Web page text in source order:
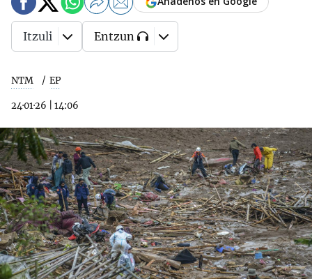
NTM EP
24·01·26 14:06
Itzuli Entzun